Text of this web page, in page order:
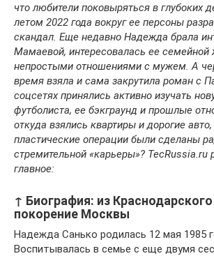
что любители поковыряться в глубоких
летом 2022 года вокруг ее персоны
скандал. Еще недавно Надежда брала
Мамаевой, интересовалась ее
непростыми отношениями с мужем. А
время взяла и сама закрутила роман с
соцсетях принялись активно изучать
футболиста, ее бэкграунд и прошлые
откуда взялись квартиры и дорогие
пластические операции были сделаны
стремительной «карьеры»? TecRussia.ru
главное:
↑ Биография: из Краснодарского
покорение Москвы
Надежда Санько родилась 12 мая 1985
Воспитывалась в семье с еще двумя